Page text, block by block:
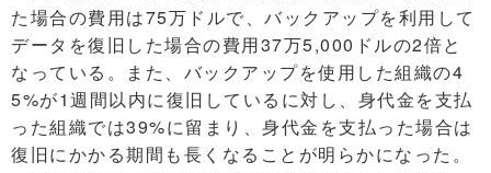
た場合の費用は75万ドルで、バックアップを利用して
データを復旧した場合の費用37万5,000ドルの2倍と
なっている。また、バックアップを使用した組織の4
5%が1週間以内に復旧しているに対し、身代金を支払
った組織では39%に留まり、身代金を支払った場合は
復旧にかかる期間も長くなることが明らかになった。